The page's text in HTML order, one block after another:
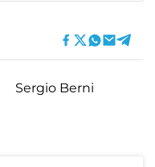
Sergio Berni